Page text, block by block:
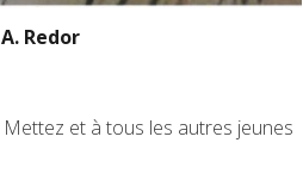
Redor
et à tous les autres jeunes